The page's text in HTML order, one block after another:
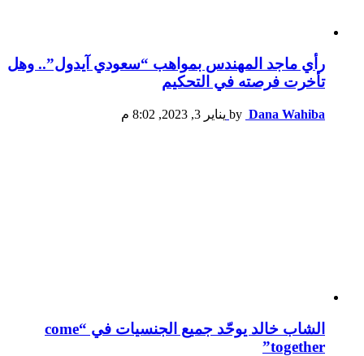
رأي ماجد المهندس بمواهب “سعودي آيدول”.. وهل
تأخرت فرصته في التحكيم
by Dana Wahiba يناير 3, 2023, 8:02 م
الشاب خالد يوحّد جميع الجنسيات في “come
together”